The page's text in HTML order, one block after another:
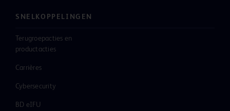
SNELKOPPELINGEN
Terugroepacties en
productacties
Carrières
Cybersecurity
BD eIFU